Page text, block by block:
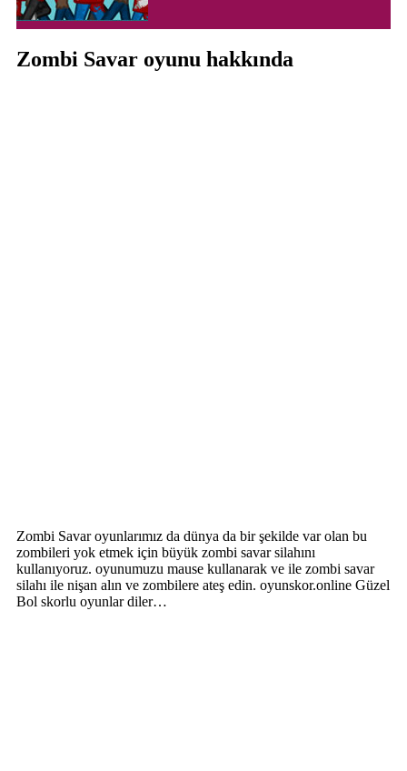
Zombi Savar oyunu hakkında
Zombi Savar oyunlarımız da dünya da bir şekilde var olan bu
zombileri yok etmek için büyük zombi savar silahını
kullanıyoruz. oyunumuzu mause kullanarak ve ile zombi savar
silahı ile nişan alın ve zombilere ateş edin. oyunskor.online Güzel
Bol skorlu oyunlar diler…